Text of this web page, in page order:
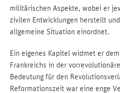
militärischen Aspekte, wobei er
zivilen Entwicklungen herstellt
allgemeine Situation einordnet.
Ein eigenes Kapitel widmet er
Frankreichs in der
Bedeutung für den
Reformationszeit war eine enge